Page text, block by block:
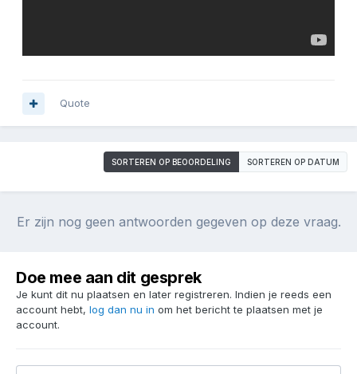
Quote
SORTEREN OP BEOORDELING SORTEREN OP DATUM
Er zijn nog geen antwoorden gegeven op deze vraag.
Doe mee aan dit gesprek
Je kunt dit nu plaatsen en later registreren. Indien je reeds een
account hebt, log dan nu in om het bericht te plaatsen met je
account.